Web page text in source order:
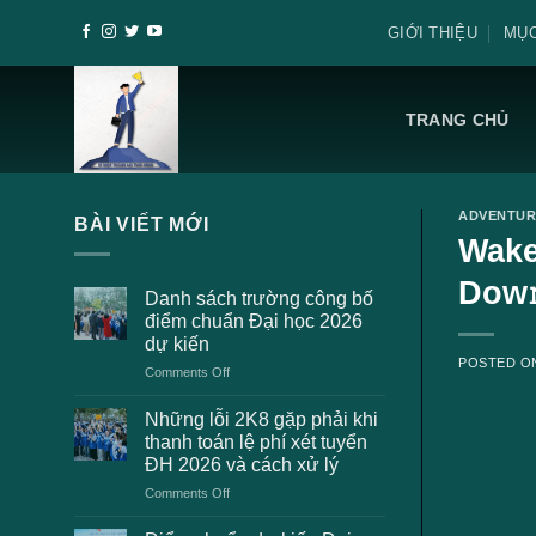
GIỚI THIỆU
TRANG CHỦ
BÀI VIẾT MỚI
Danh sách trường công bố
điểm chuẩn Đại học 2026
dự kiến
Comments Offon
sách
trường
công
bố
điểm
Đại
Những lỗi 2K8 gặp phải khi
thanh toán lệ phí xét tuyển
ĐH 2026 và cách xử lý
Comments Offon
lỗi
POSTED